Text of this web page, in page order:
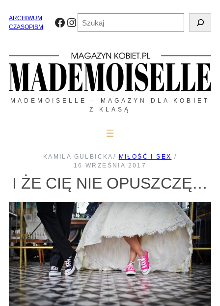
treściARCHIWUM
CZASOPISM
Facebook
Instagram
MADEMOISELLE – MAGAZYN DLA KOBIET
Z KLASĄ
KAMILA GULBICKA / MIŁOŚĆ I SEX /
16 WRZEŚNIA 2017
I ŻE CIĘ NIE OPUSZCZĘ…